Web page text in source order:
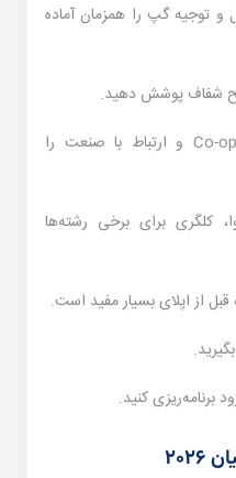
و توجیه گپ را همزمان آماده
شفاف پوشش دهید.
رتبه دانشگاه تنها معیار نیست؛ Co-op و ارتباط با صنعت را
کلگری برای برخی رشته‌ها
قبل از اپلای بسیار مفید است.
برنامه‌ریزی کنید.